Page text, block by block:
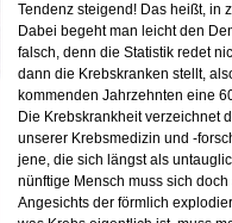
Tendenz steigend! Das heißt, in
Dabei begeht man leicht den
falsch, denn die Statistik redet
dann die Krebskranken stellt,
kommenden Jahrzehnten eine
Die Krebskrankheit verzeichnet
unserer Krebsmedizin und -
jene, die sich längst als
nünftige Mensch muss sich
Angesichts der förmlich